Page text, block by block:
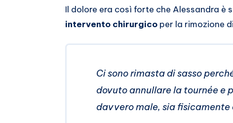
Il dolore era così forte che Alessandra
intervento chirurgico per la rimozione
Ci sono rimasta di sasso
dovuto annullare la tournée e
davvero male, sia